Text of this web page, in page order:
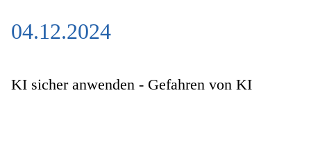
Das Technologieland
Innovationsfelder
04.12.2024
KI sicher anwenden - Gefahren von KI